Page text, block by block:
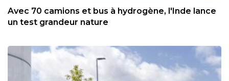
Avec 70 camions et bus à hydrogène, l'Inde lance
un test grandeur nature